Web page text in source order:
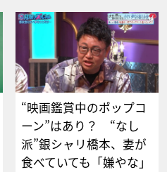
“映画鑑賞中のポップコ
ーン”はあり？ “なし
派”銀シャリ橋本、妻が
食べていても「嫌やな」